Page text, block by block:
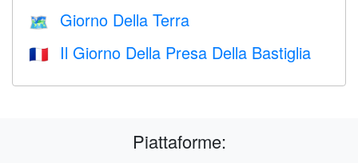
🗺️ Giorno Della Terra
🇫🇷 Il Giorno Della Presa Della Bastiglia
Piattaforme: